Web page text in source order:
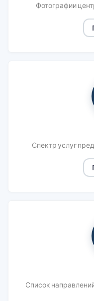
Фотографии
Спектр услуг
Список